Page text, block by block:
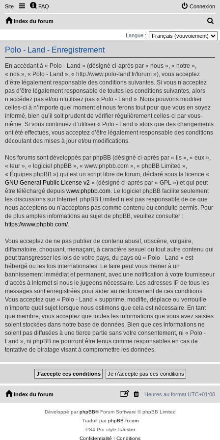
Site FAQ Connexion
Index du forum
e
Langue :
Polo - Land - Enregistrement
En accédant à « Polo - Land » (désigné ci-après par « nous », « notre »,
« nos », « Polo - Land », « http://www.polo-land.fr/forum »), vous acceptez
d’être légalement responsable des conditions suivantes. Si vous n’acceptez
pas d’être légalement responsable de toutes les conditions suivantes, alors
n’accédez pas et/ou n’utilisez pas « Polo - Land ». Nous pouvons modifier
celles-ci à n’importe quel moment et nous ferons tout pour que vous en soyez
informé, bien qu’il soit prudent de vérifier régulièrement celles-ci par vous-
même. Si vous continuez d’utiliser « Polo - Land » alors que des changements
ont été effectués, vous acceptez d’être légalement responsable des conditions
découlant des mises à jour et/ou modifications.
Nos forums sont développés par phpBB (désigné ci-après par « ils », « eux »,
« leur », « logiciel phpBB », « www.phpbb.com », « phpBB Limited »,
« Équipes phpBB ») qui est un script libre de forum, déclaré sous la licence «
GNU General Public License v2 » (désigné ci-après par « GPL ») et qui peut
être téléchargé depuis www.phpbb.com. Le logiciel phpBB facilite seulement
les discussions sur Internet. phpBB Limited n’est pas responsable de ce que
nous acceptons ou n’acceptons pas comme contenu ou conduite permis. Pour
de plus amples informations au sujet de phpBB, veuillez consulter :
https://www.phpbb.com/.
Vous acceptez de ne pas publier de contenu abusif, obscène, vulgaire,
diffamatoire, choquant, menaçant, à caractère sexuel ou tout autre contenu qui
peut transgresser les lois de votre pays, du pays où « Polo - Land » est
hébergé ou les lois internationales. Le faire peut vous mener à un
bannissement immédiat et permanent, avec une notification à votre fournisseur
d’accès à Internet si nous le jugeons nécessaire. Les adresses IP de tous les
messages sont enregistrées pour aider au renforcement de ces conditions.
Vous acceptez que « Polo - Land » supprime, modifie, déplace ou verrouille
n’importe quel sujet lorsque nous estimons que cela est nécessaire. En tant
que membre, vous acceptez que toutes les informations que vous avez saisies
soient stockées dans notre base de données. Bien que ces informations ne
soient pas diffusées à une tierce partie sans votre consentement, ni « Polo -
Land », ni phpBB ne pourront être tenus comme responsables en cas de
tentative de piratage visant à compromettre les données.
Index du forum Heures au format UTC+01:00
Développé parphpBB® Forum Software © phpBB Limited
Traduit parphpBB-fr.com
PS4 Pro style ©Jester
Confidentialité | Conditions